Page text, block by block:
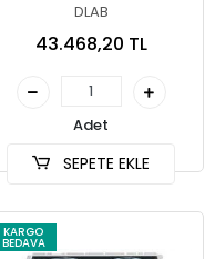
DLAB
43.468,20 TL
Adet
SEPETE EKLE
KARGO
BEDAVA